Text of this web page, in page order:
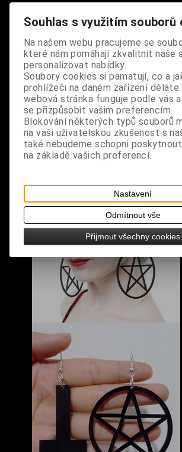
design: stylový náhrdelník s
rozměry: obvod kolem krku 53 cm,
průměr 6 cm, tloušťka 0,2 cm
S výrobkem se také prodává
Souhlas s využitím souborů
Na našem webu pracujeme se
které nám pomáhají zkvalitnit naše
personalizovat nabídky.
Soubory cookies si pamatují, co a
prohlížeči na daném zařízení
webová stránka funguje podle vás
se přizpůsobit vašim preferencím.
Blokování některých typů souborů
na vaši uživatelskou zkušenost s
také nebudeme schopni
na základě vašich preferencí.
Nastavení
Odmítnout vše
Přijmout všechny cookies